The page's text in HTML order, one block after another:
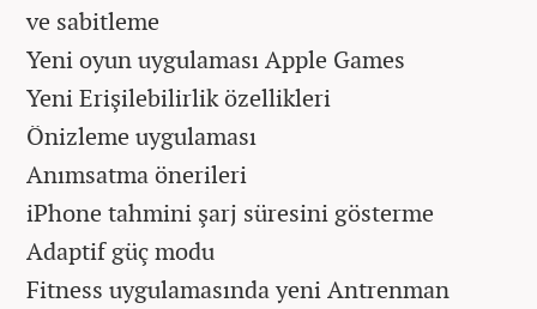
ve sabitleme
Yeni oyun uygulaması Apple Games
Yeni Erişilebilirlik özellikleri
Önizleme uygulaması
Anımsatma önerileri
iPhone tahmini şarj süresini gösterme
Adaptif güç modu
Fitness uygulamasında yeni Antrenman